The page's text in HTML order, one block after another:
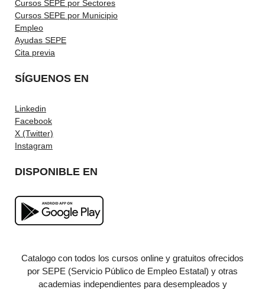
Cursos SEPE por Sectores
Cursos SEPE por Municipio
Empleo
Ayudas SEPE
Cita previa
SÍGUENOS EN
Linkedin
Facebook
X (Twitter)
Instagram
DISPONIBLE EN
Catalogo con todos los cursos online y gratuitos ofrecidos
por SEPE (Servicio Público de Empleo Estatal) y otras
academias independientes para desempleados y